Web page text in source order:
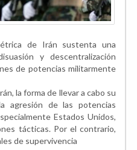
de Irán sustenta una
y descentralización
de potencias militarmente
la forma de llevar a cabo su
agresión de las potencias
Estados Unidos,
tácticas. Por el contrario,
de supervivencia